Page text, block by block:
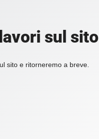
sul sito
sito e ritorneremo a breve.